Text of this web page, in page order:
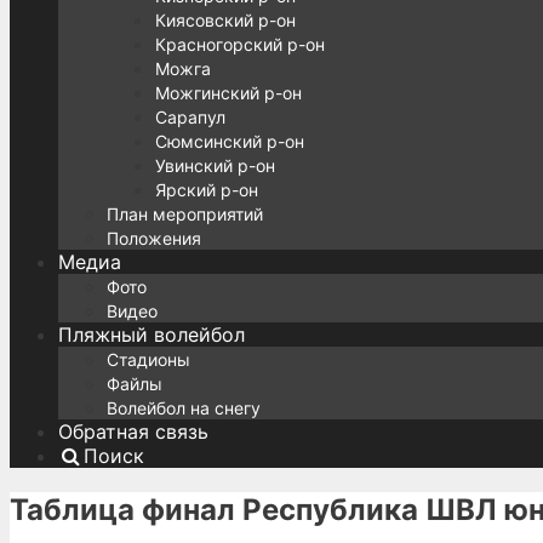
Киясовский р-он
Красногорский р-он
Можга
Можгинский р-он
Сарапул
Сюмсинский р-он
Увинский р-он
Ярский р-он
План мероприятий
Положения
Медиа
Фото
Видео
Пляжный волейбол
Стадионы
Файлы
Волейбол на снегу
Обратная связь
Поиск
Таблица финал Республика ШВЛ